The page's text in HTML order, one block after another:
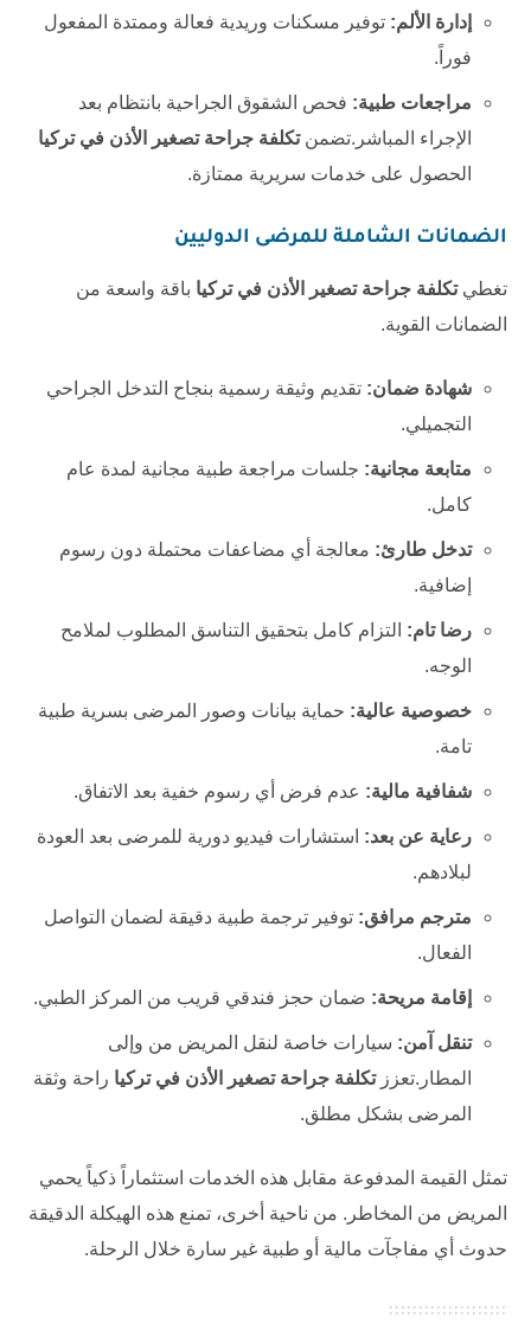
إدارة الألم: توفير مسكنات وريدية فعالة وممتدة المفعول
فوراً.
مراجعات طبية: فحص الشقوق الجراحية بانتظام بعد
الإجراء المباشر.تضمنتكلفة جراحة تصغير الأذن في تركيا
الحصول على خدمات سريرية ممتازة.
الضمانات الشاملة للمرضى الدوليين
تغطيتكلفة جراحة تصغير الأذن في تركيا باقة واسعة من
الضمانات القوية.
شهادة ضمان: تقديم وثيقة رسمية بنجاح التدخل الجراحي
التجميلي.
متابعة مجانية: جلسات مراجعة طبية مجانية لمدة عام
كامل.
تدخل طارئ: معالجة أي مضاعفات محتملة دون رسوم
إضافية.
رضا تام: التزام كامل بتحقيق التناسق المطلوب لملامح
الوجه.
خصوصية عالية: حماية بيانات وصور المرضى بسرية طبية
تامة.
شفافية مالية: عدم فرض أي رسوم خفية بعد الاتفاق.
رعاية عن بعد: استشارات فيديو دورية للمرضى بعد العودة
لبلادهم.
مترجم مرافق: توفير ترجمة طبية دقيقة لضمان التواصل
الفعال.
إقامة مريحة: ضمان حجز فندقي قريب من المركز الطبي.
تنقل آمن: سيارات خاصة لنقل المريض من وإلى
المطار.تعززتكلفة جراحة تصغير الأذن في تركيا راحة وثقة
المرضى بشكل مطلق.
تمثل القيمة المدفوعة مقابل هذه الخدمات استثماراً ذكياً يحمي
المريض من المخاطر. من ناحية أخرى، تمنع هذه الهيكلة الدقيقة
حدوث أي مفاجآت مالية أو طبية غير سارة خلال الرحلة.